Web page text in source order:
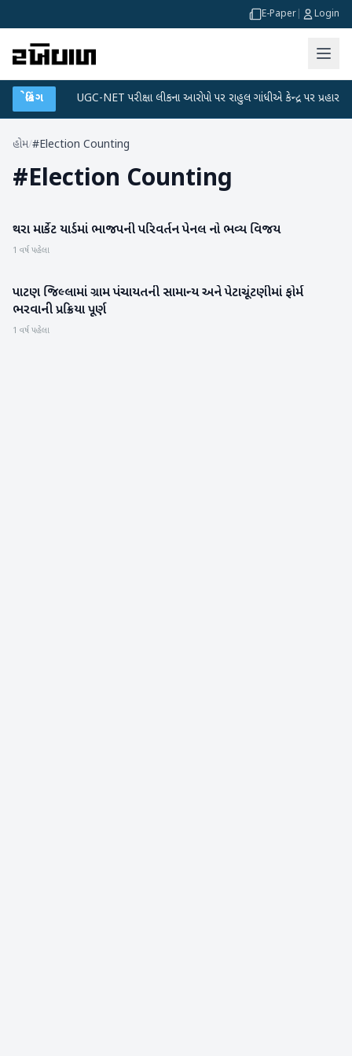
E-Paper Login
બ્રેકિંગ
પ્લાન UGC-NET પરીક્ષા લીકના આરોપો પર રાહુલ ગાંધીએ કેન્દ્ર પર પ્રહાર કર્યા
હોમ/#Election Counting
#Election Counting
બનાસકાંઠા
થરા માર્કેટ યાર્ડમાં ભાજપની પરિવર્તન પેનલ નો ભવ્ય વિજય
1 વર્ષ પહેલા
પાટણ
પાટણ જિલ્લામાં ગ્રામ પંચાયતની સામાન્ય અને પેટાચૂંટણીમાં ફોર્મ
ભરવાની પ્રક્રિયા પૂર્ણ
1 વર્ષ પહેલા